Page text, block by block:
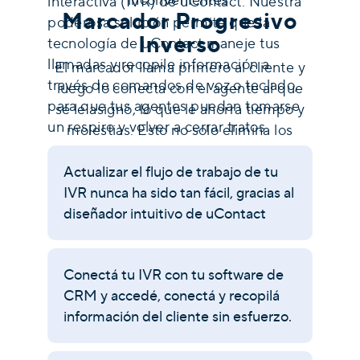
Marcador Progresivo
Inverso
El marcador llama primero al cliente y
luego lo conecta con el agente al que
se le asignó, lo que le ahorra tiempo y
molestias. Esto no solo elimina los
largos tiempos de espera, sino que
también agiliza las operaciones
generales del Call Center y aumenta la
productividad de los agentes.
poderosa solución permite que la
tecnología de uContact maneje tus
llamadas y recopile información a
través de comandos de voz o teclado,
para que tus agentes puedan tomarse
un respiro y volver a cerrar tratos.
Actualizar el flujo de trabajo de tu
IVR nunca ha sido tan fácil, gracias al
diseñador intuitivo de uContact
Conectá tu IVR con tu software de
CRM y accedé, conectá y recopilá
información del cliente sin esfuerzo.